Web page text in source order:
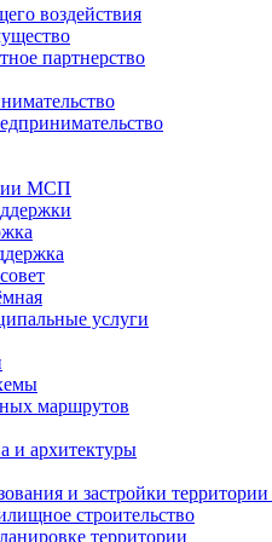
воздействия
партнерство
МСП
услуги
маршрутов
и архитектуры
и застройки
строительство
территории